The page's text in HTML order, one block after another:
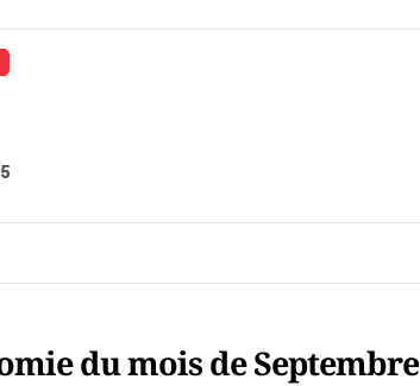
du mois de Septembre